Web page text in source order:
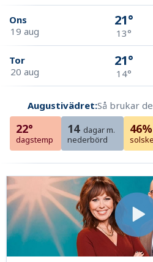
Ons
19 aug
21°
13°
Tor
20 aug
21°
14°
Augustivädret:Så brukar
22°
dagstemp
14 dagar m.
nederbörd
46%